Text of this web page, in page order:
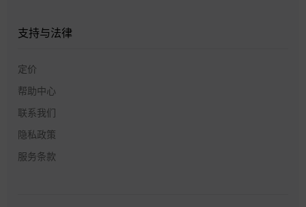
支持与法律
定价
帮助中心
联系我们
隐私政策
服务条款